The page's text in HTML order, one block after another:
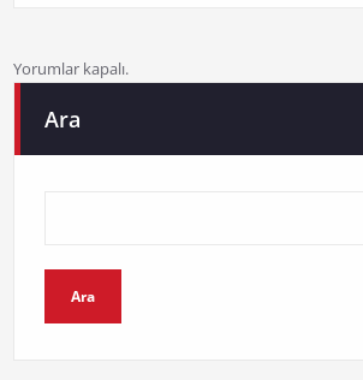
Yorumlar kapalı.
Ara
Ara